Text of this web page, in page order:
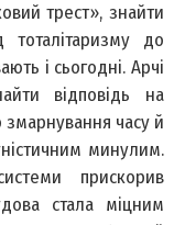
трест», знайти
тоталітаризму до
і сьогодні. Арчі
відповідь на
часу й
минулим.
прискорив
стала міцним